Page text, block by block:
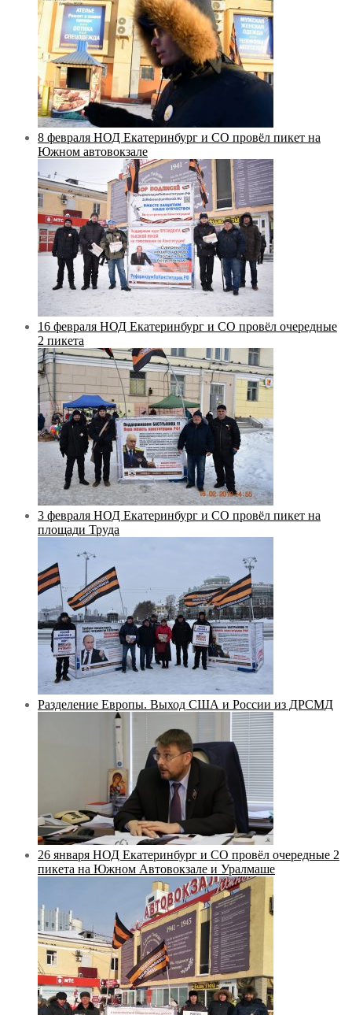
8 февраля НОД Екатеринбург и СО провёл пикет на
Южном автовокзале
16 февраля НОД Екатеринбург и СО провёл очередные
2 пикета
3 февраля НОД Екатеринбург и СО провёл пикет на
площади Труда
Разделение Европы. Выход США и России из ДРСМД
26 января НОД Екатеринбург и СО провёл очередные 2
пикета на Южном Автовокзале и Уралмаше